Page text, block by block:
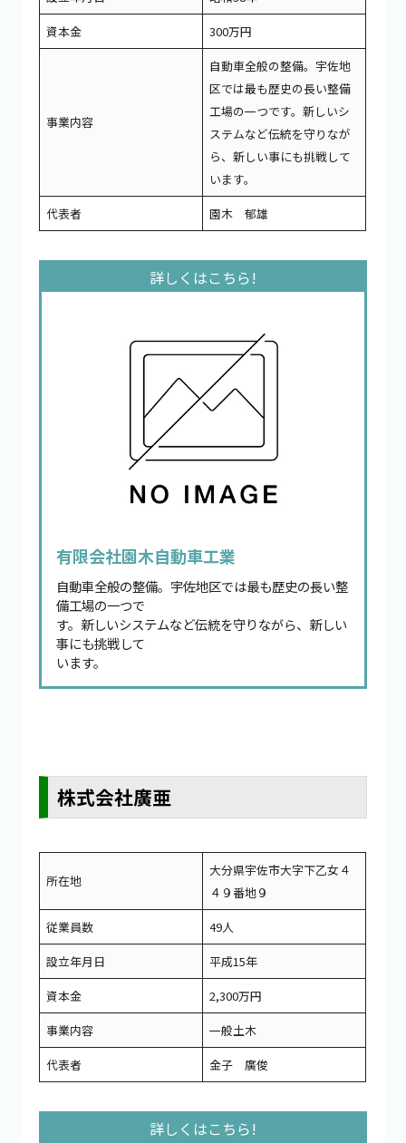
資本金
300万円
事業内容
自動車全般の整備。宇佐地
区では最も歴史の長い整備
工場の一つです。新しいシ
ステムなど伝統を守りなが
ら、新しい事にも挑戦して
います。
代表者
園木 郁雄
有限会社園木自動車工業
自動車全般の整備。宇佐地区では最も歴史の長い整
備工場の一つで
す。新しいシステムなど伝統を守りながら、新しい
事にも挑戦して
います。
株式会社廣亜
所在地
大分県宇佐市大字下乙女４
４９番地９
従業員数
49人
設立年月日
平成15年
資本金
2,300万円
事業内容
一般土木
代表者
金子 廣俊